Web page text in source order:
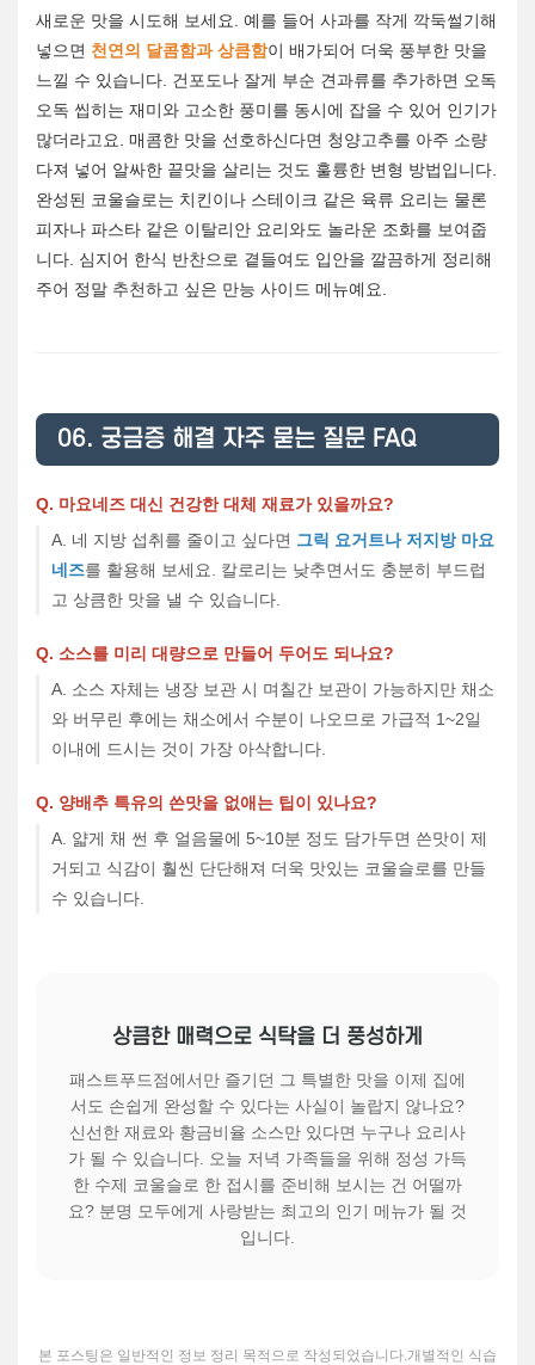
새로운 맛을 시도해 보세요. 예를 들어 사과를 작게 깍둑썰기해
넣으면 천연의 달콤함과 상큼함이 배가되어 더욱 풍부한 맛을
느낄 수 있습니다. 건포도나 잘게 부순 견과류를 추가하면 오독
오독 씹히는 재미와 고소한 풍미를 동시에 잡을 수 있어 인기가
많더라고요. 매콤한 맛을 선호하신다면 청양고추를 아주 소량
다져 넣어 알싸한 끝맛을 살리는 것도 훌륭한 변형 방법입니다.
완성된 코울슬로는 치킨이나 스테이크 같은 육류 요리는 물론
피자나 파스타 같은 이탈리안 요리와도 놀라운 조화를 보여줍
니다. 심지어 한식 반찬으로 곁들여도 입안을 깔끔하게 정리해
주어 정말 추천하고 싶은 만능 사이드 메뉴예요.
06. 궁금증 해결 자주 묻는 질문 FAQ
Q. 마요네즈 대신 건강한 대체 재료가 있을까요?
A. 네 지방 섭취를 줄이고 싶다면 그릭 요거트나 저지방 마요
네즈를 활용해 보세요. 칼로리는 낮추면서도 충분히 부드럽
고 상큼한 맛을 낼 수 있습니다.
Q. 소스를 미리 대량으로 만들어 두어도 되나요?
A. 소스 자체는 냉장 보관 시 며칠간 보관이 가능하지만 채소
와 버무린 후에는 채소에서 수분이 나오므로 가급적 1~2일
이내에 드시는 것이 가장 아삭합니다.
Q. 양배추 특유의 쓴맛을 없애는 팁이 있나요?
A. 얇게 채 썬 후 얼음물에 5~10분 정도 담가두면 쓴맛이 제
거되고 식감이 훨씬 단단해져 더욱 맛있는 코울슬로를 만들
수 있습니다.
상큼한 매력으로 식탁을 더 풍성하게
패스트푸드점에서만 즐기던 그 특별한 맛을 이제 집에
서도 손쉽게 완성할 수 있다는 사실이 놀랍지 않나요?
신선한 재료와 황금비율 소스만 있다면 누구나 요리사
가 될 수 있습니다. 오늘 저녁 가족들을 위해 정성 가득
한 수제 코울슬로 한 접시를 준비해 보시는 건 어떨까
요? 분명 모두에게 사랑받는 최고의 인기 메뉴가 될 것
입니다.
본 포스팅은 일반적인 정보 정리 목적으로 작성되었습니다.개별적인 식습